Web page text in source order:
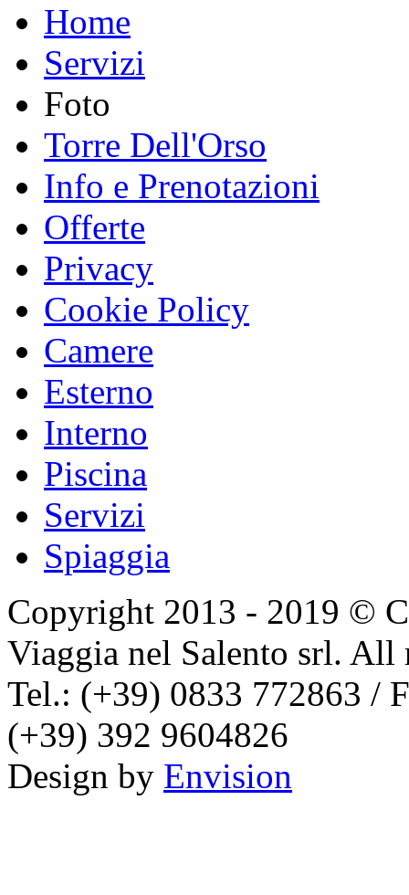
Home
Servizi
Foto
Torre Dell'Orso
Info e Prenotazioni
Offerte
Privacy
Cookie Policy
Camere
Esterno
Interno
Piscina
Servizi
Spiaggia
Copyright 2013 - 2019 ©
Viaggia nel Salento srl. All
Tel.: (+39) 0833 772863 /
(+39) 392 9604826
Design by Envision